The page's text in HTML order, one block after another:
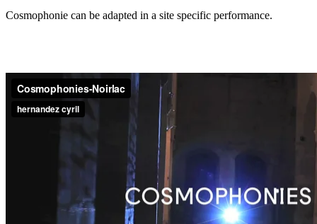
Cosmophonie can be adapted in a site specific performance.